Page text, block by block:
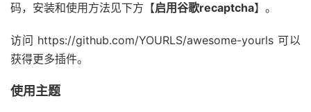
码，安装和使用方法见下方【启用谷歌recaptcha】。
访问 https://github.com/YOURLS/awesome-yourls 可以
获得更多插件。
使用主题